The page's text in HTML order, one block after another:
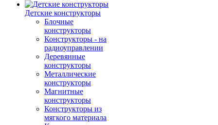
Детские конструкторы
Блочные
конструкторы
Конструкторы - на
радиоуправлении
Деревянные
конструкторы
Металлические
конструкторы
Магнитные
конструкторы
Конструкторы из
мягкого материала